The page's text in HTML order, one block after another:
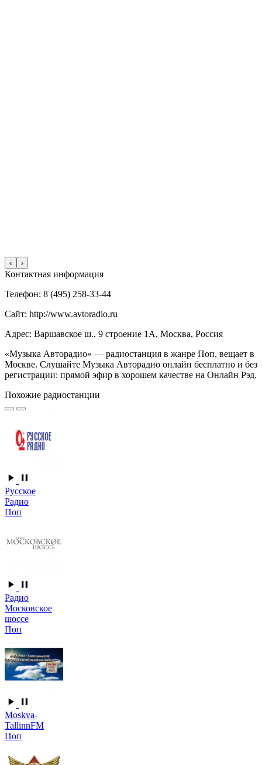
‹ ›
Контактная информация
Телефон: 8 (495) 258-33-44
Сайт: http://www.avtoradio.ru
Адрес: Варшавское ш., 9 строение 1А, Москва, Россия
«Музыка Авторадио» — радиостанция в жанре Поп, вещает в
Москве. Слушайте Музыка Авторадио онлайн бесплатно и без
регистрации: прямой эфир в хорошем качестве на Онлайн Рэд.
Похожие радиостанции
Русское
Радио
Поп
Радио
Московское
шоссе
Поп
Moskva-
TallinnFM
Поп